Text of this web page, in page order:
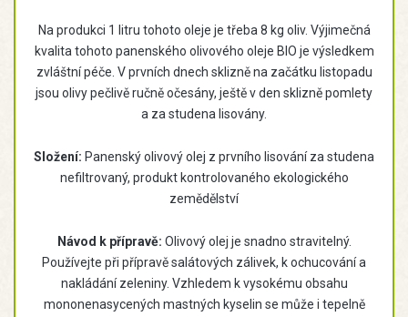
Na produkci 1 litru tohoto oleje je třeba 8 kg oliv. Výjimečná
kvalita tohoto panenského olivového oleje BIO je výsledkem
zvláštní péče. V prvních dnech sklizně na začátku listopadu
jsou olivy pečlivě ručně očesány, ještě v den sklizně pomlety
a za studena lisovány.
Složení: Panenský olivový olej z prvního lisování za studena
nefiltrovaný, produkt kontrolovaného ekologického
zemědělství
Návod k přípravě: Olivový olej je snadno stravitelný.
Používejte při přípravě salátových zálivek, k ochucování a
nakládání zeleniny. Vzhledem k vysokému obsahu
mononenasycených mastných kyselin se může i tepelně